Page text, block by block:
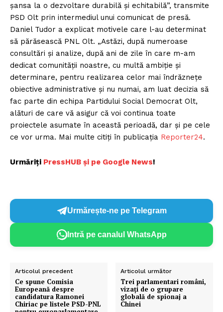
șansa la o dezvoltare durabilă și echitabilă”, transmite
PSD Olt prin intermediul unui comunicat de presă.
Daniel Tudor a explicat motivele care l-au determinat
să părăsească PNL Olt. „Astăzi, după numeroase
consultări și analize, după ani de zile în care m-am
dedicat comunității noastre, cu multă ambiție și
determinare, pentru realizarea celor mai îndrăznețe
obiective administrative și nu numai, am luat decizia să
fac parte din echipa Partidului Social Democrat Olt,
alături de care vă asigur că voi continua toate
proiectele asumate în această perioadă, dar și pe cele
ce vor urma. Mai multe citiți în publicația Reporter24.
Urmăriți PressHUB și pe Google News!
Urmărește-ne pe Telegram
Intră pe canalul WhatsApp
Articolul precedent
Ce spune Comisia
Europeană despre
candidatura Ramonei
Chiriac pe listele PSD-PNL
Articolul următor
Trei parlamentari români,
vizaţi de o grupare
globală de spionaj a
Chinei